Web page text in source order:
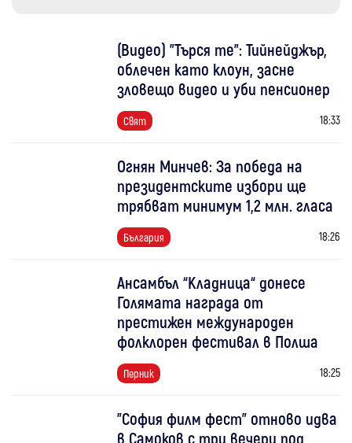
(Видео) "Търся те": Тийнейджър,
облечен като клоун, засне
зловещо видео и уби пенсионер
Свят 18:33
Огнян Минчев: За победа на
президентските избори ще
трябват минимум 1,2 млн. гласа
България 18:26
Ансамбъл “Кладница“ донесе
Голямата награда от
престижен международен
фолклорен фестивал в Полша
Перник 18:25
"София филм фест" отново идва
в Самоков с три вечери под